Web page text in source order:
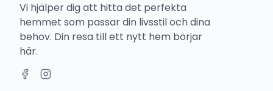
Vi hjälper dig att hitta det perfekta
hemmet som passar din livsstil och dina
behov. Din resa till ett nytt hem börjar
här.